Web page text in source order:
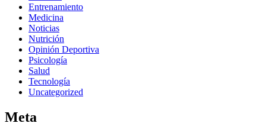
Entrenamiento
Medicina
Noticias
Nutrición
Opinión Deportiva
Psicología
Salud
Tecnología
Uncategorized
Meta